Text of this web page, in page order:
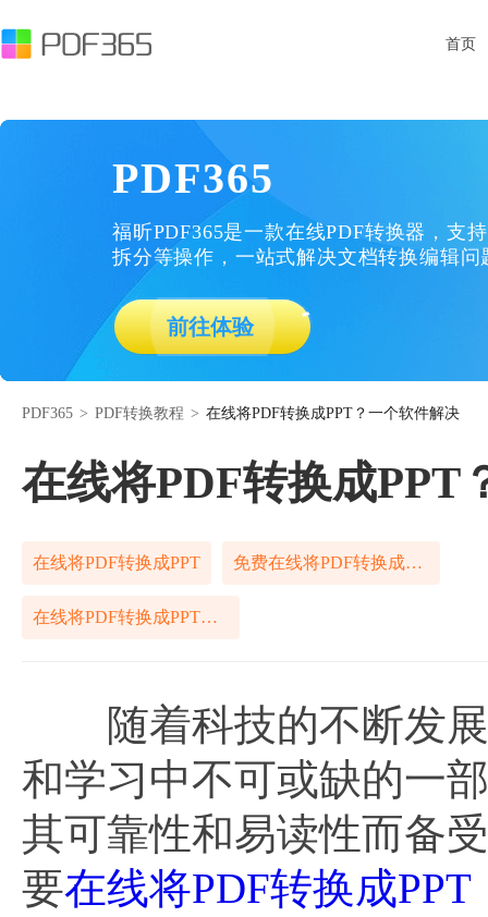
首页
PDF365
福昕PDF365是一款在线PDF转换器，支
拆分等操作，一站式解决文档转换编辑问
前往体验
PDF365 > PDF转换教程 > 在线将PDF转换成PPT？一个软件解决
在线将PDF转换成PPT
在线将PDF转换成PPT 免费在线将PDF转换成PPT
在线将PDF转换成PPT免费工具
随着科技的不断发展
和学习中不可或缺的一
其可靠性和易读性而备
要在线将PDF转换成PPT